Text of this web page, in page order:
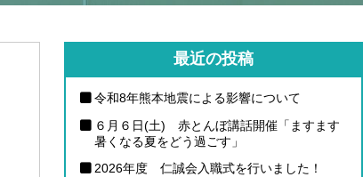
最近の投稿
令和8年熊本地震による影響について
６月６日(土) 赤とんぼ講話開催「ますます
暑くなる夏をどう過ごす」
2026年度 仁誠会入職式を行いました！